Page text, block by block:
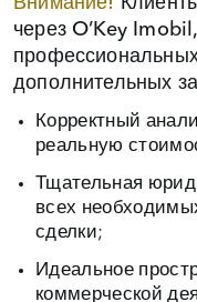
через O’Key
профессиональных
дополнительных
Корректный
реальную
Тщательная
всех
сделки;
Идеальное
коммерческой